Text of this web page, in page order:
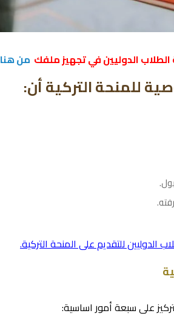
الدوليين في تجهيز ملفك من هنا
للمنحة التركية أن:
الدوليين للتقديم على المنحة التركية.
على سبعة أمور اساسية: